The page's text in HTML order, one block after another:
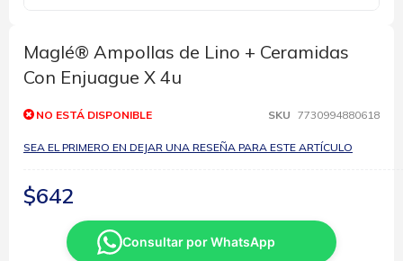
comienzo
de
la
de
imágenes
Maglé® Ampollas de Lino + Ceramidas
Con Enjuague X 4u
NO ESTÁ DISPONIBLE SKU 7730994880618
SEA EL PRIMERO EN DEJAR UNA RESEÑA PARA ESTE ARTÍCULO
$642
Consultar por WhatsApp